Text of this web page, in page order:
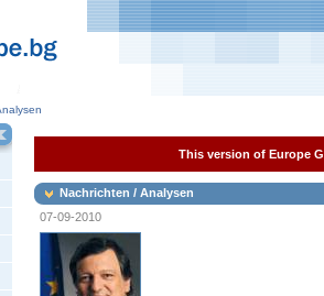
This version of Europe
Nachrichten / Analysen
07-09-2010